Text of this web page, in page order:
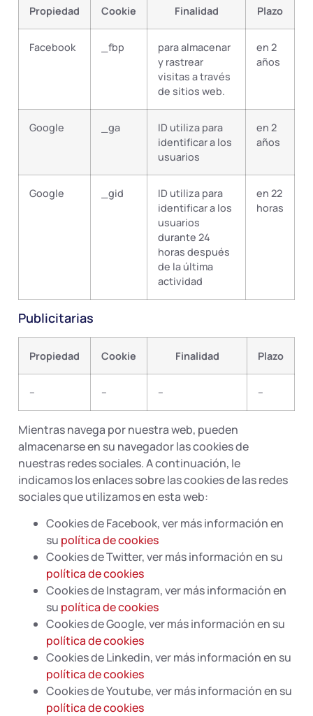
Propiedad Cookie Finalidad Plazo
Facebook _fbp
para almacenar
y rastrear
visitas a través
de sitios web.
en 2
años
Google _ga
ID utiliza para
identificar a los
usuarios
en 2
años
Google _gid
ID utiliza para
identificar a los
usuarios
durante 24
horas después
de la última
actividad
en 22
horas
Publicitarias
Propiedad Cookie Finalidad Plazo
– – – –
Mientras navega por nuestra web, pueden
almacenarse en su navegador las cookies de
nuestras redes sociales. A continuación, le
indicamos los enlaces sobre las cookies de las redes
sociales que utilizamos en esta web:
Cookies de Facebook, ver más información en
su política de cookies
Cookies de Twitter, ver más información en su
política de cookies
Cookies de Instagram, ver más información en
su política de cookies
Cookies de Google, ver más información en su
política de cookies
Cookies de Linkedin, ver más información en su
política de cookies
Cookies de Youtube, ver más información en su
política de cookies